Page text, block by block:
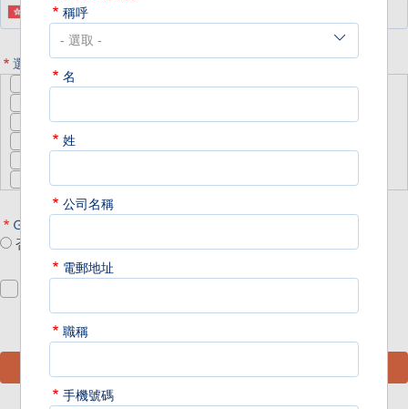
選擇您最感興趣的行業
食品及餐飲服務
資訊及通訊科技
物流
GS1HK的會員？
否
稱呼
名
姓
公司名稱
電郵地址
職稱
手機號碼